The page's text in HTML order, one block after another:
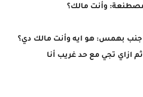
مصطنعة: وأنت مالك؟
جنب بهمس: هو ايه وأنت مالك دي؟
ازاي تجي مع حد غريب أنا